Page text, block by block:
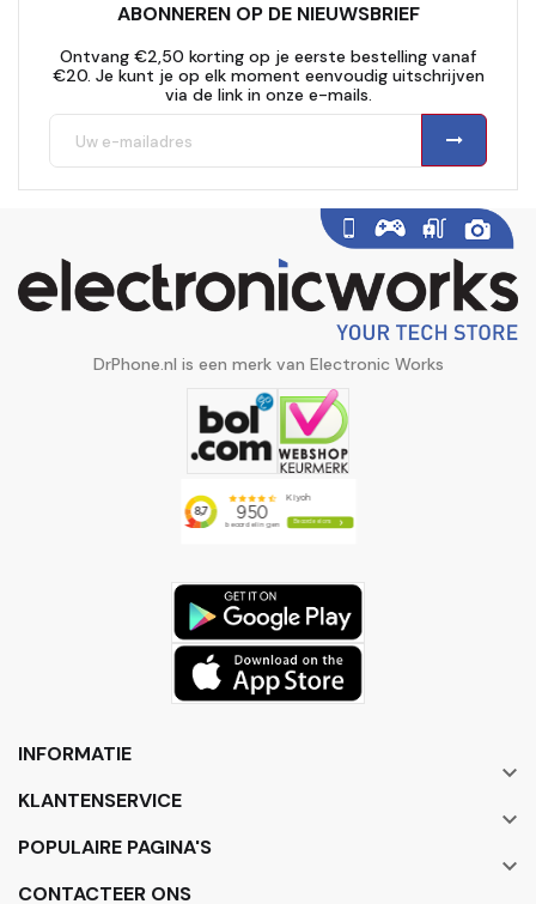
ABONNEREN OP DE NIEUWSBRIEF
Ontvang €2,50 korting op je eerste bestelling vanaf
€20. Je kunt je op elk moment eenvoudig uitschrijven
via de link in onze e-mails.
DrPhone.nl is een merk van Electronic Works
INFORMATIE

KLANTENSERVICE

POPULAIRE PAGINA'S

CONTACTEER ONS